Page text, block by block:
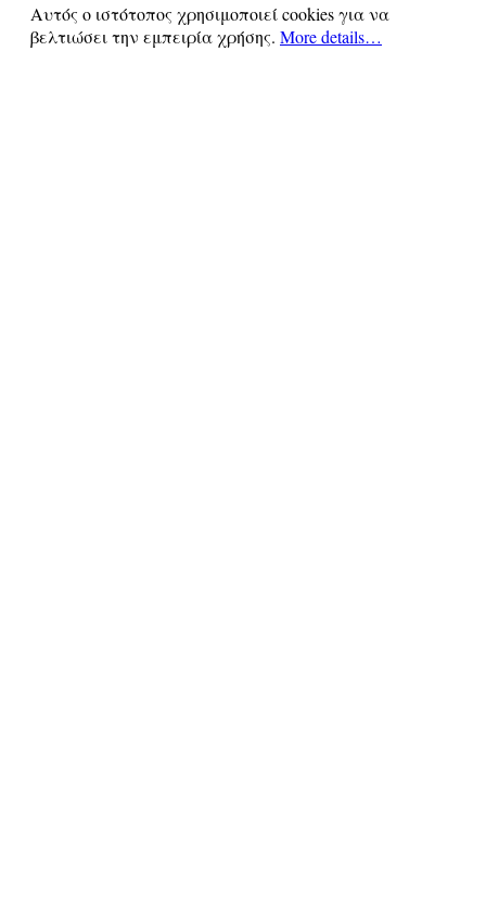
Αυτός ο ιστότοπος χρησιμοποιεί cookies για να
βελτιώσει την εμπειρία χρήσης. More details…